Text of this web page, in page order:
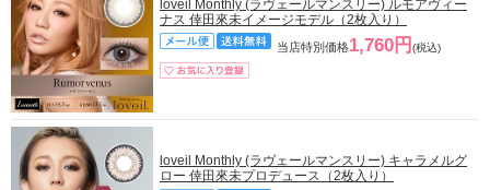
loveil Monthly (ラヴェールマンスリー) ルモアヴィー
ナス 倖田來未イメージモデル（2枚入り）
当店特別価格1,760円 (税込)
loveil Monthly (ラヴェールマンスリー) キャラメルグ
ロー 倖田來未プロデュース（2枚入り）